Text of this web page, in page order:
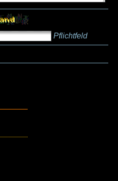
Pflichtfeld